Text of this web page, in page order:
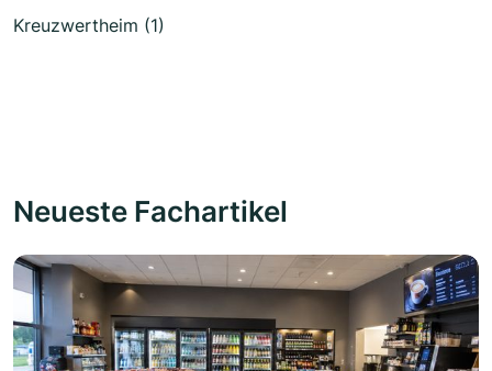
Kreuzwertheim (1)
Neueste Fachartikel